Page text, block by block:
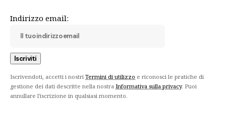
Indirizzo email:
Iscrivendoti, accetti i nostri Termini di utilizzo e riconosci le pratiche di
gestione dei dati descritte nella nostra Informativa sulla privacy. Puoi
annullare l'iscrizione in qualsiasi momento.